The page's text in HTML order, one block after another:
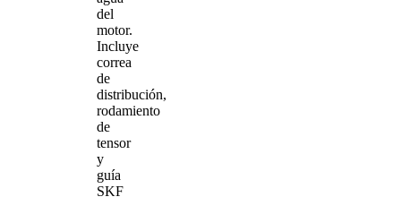
del
motor.
Incluye
correa
de
distribución,
rodamiento
de
tensor
y
guía
SKF